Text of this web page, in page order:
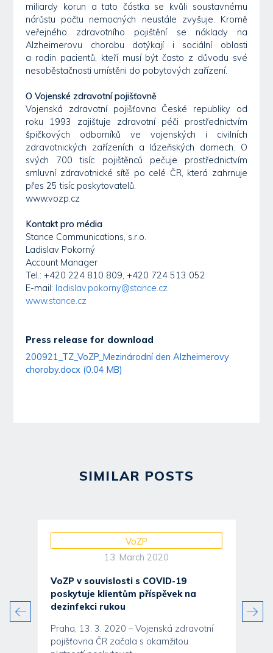
miliardy korun a tato částka se kvůli soustavnému
nárůstu počtu nemocných neustále zvyšuje. Kromě
veřejného zdravotního pojištění se náklady na
Alzheimerovu chorobu dotýkají i sociální oblasti
a rodin pacientů, kteří musí být často z důvodu své
nesoběstačnosti umístěni do pobytových zařízení.
O Vojenské zdravotní pojišťovně
Vojenská zdravotní pojišťovna České republiky od
roku 1993 zajišťuje zdravotní péči prostřednictvím
špičkových odborníků ve vojenských i civilních
zdravotnických zařízeních a lázeňských domech. O
svých 700 tisíc pojištěnců pečuje prostřednictvím
smluvní zdravotnické sítě po celé ČR, která zahrnuje
přes 25 tisíc poskytovatelů.
www.vozp.cz
Kontakt pro média
Stance Communications, s.r.o.
Ladislav Pokorný
Account Manager
Tel.: +420 224 810 809, +420 724 513 052
E-mail: ladislav.pokorny@stance.cz
www.stance.cz
Press release for download
200921_TZ_VoZP_Mezinárodní den Alzheimerovy
choroby.docx (0.04 MB)
SIMILAR POSTS
VoZP
13. March 2020
VoZP v souvislosti s COVID-19
poskytuje klientům příspěvek na
dezinfekci rukou
Praha, 13. 3. 2020 – Vojenská zdravotní
pojišťovna ČR začala s okamžitou